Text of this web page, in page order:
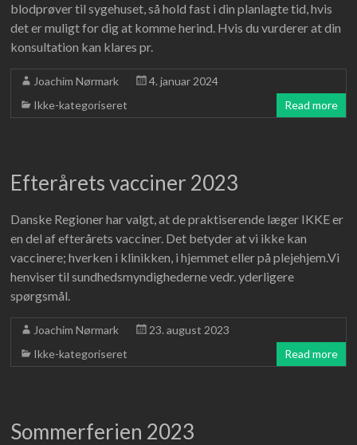
blodprøver til sygehuset, så hold fast i din planlagte tid, hvis
det er muligt for dig at komme herind. Hvis du vurderer at din
konsultation kan klares pr.
Joachim Nørmark
4. januar 2024
Ikke-kategoriseret
Read more
Efterårets vacciner 2023
Danske Regioner har valgt, at de praktiserende læger IKKE er
en del af efterårets vacciner. Det betyder at vi ikke kan
vaccinere; hverken i klinikken, i hjemmet eller på plejehjem.Vi
henviser til sundhedsmyndighederne vedr. yderligere
spørgsmål.
Joachim Nørmark
23. august 2023
Ikke-kategoriseret
Read more
Sommerferien 2023